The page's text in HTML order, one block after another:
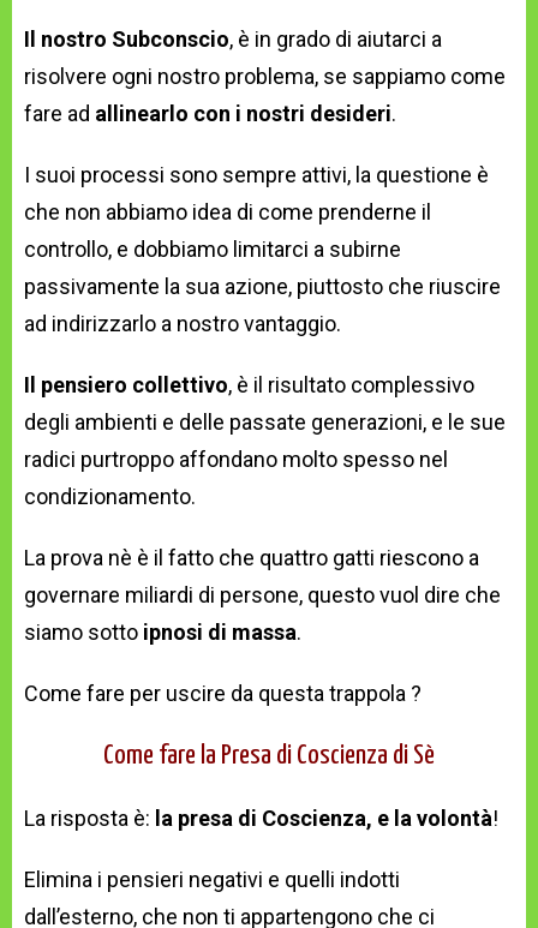
Il nostro Subconscio, è in grado di aiutarci a
risolvere ogni nostro problema, se sappiamo come
fare ad allinearlo con i nostri desideri.
I suoi processi sono sempre attivi, la questione è
che non abbiamo idea di come prenderne il
controllo, e dobbiamo limitarci a subirne
passivamente la sua azione, piuttosto che riuscire
ad indirizzarlo a nostro vantaggio.
Il pensiero collettivo, è il risultato complessivo
degli ambienti e delle passate generazioni, e le sue
radici purtroppo affondano molto spesso nel
condizionamento.
La prova nè è il fatto che quattro gatti riescono a
governare miliardi di persone, questo vuol dire che
siamo sotto ipnosi di massa.
Come fare per uscire da questa trappola ?
Come fare la Presa di Coscienza di Sè
La risposta è: la presa di Coscienza, e la volontà!
Elimina i pensieri negativi e quelli indotti
dall’esterno, che non ti appartengono che ci